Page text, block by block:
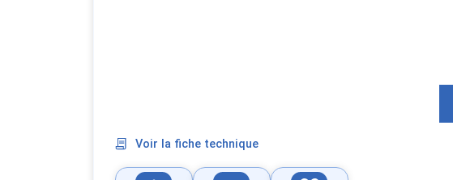
Voir la fiche technique